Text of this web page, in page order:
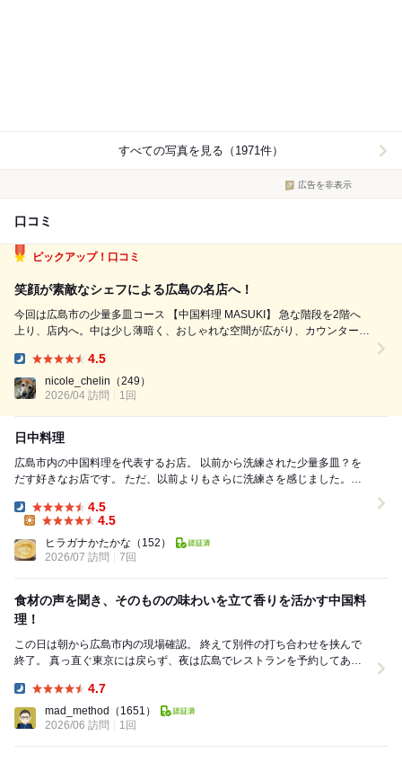
すべての写真を見る（1971件）
広告を非表示
口コミ
ピックアップ！口コミ
笑顔が素敵なシェフによる広島の名店へ！
今回は広島市の少量多皿コース 【中国料理 MASUKI】 急な階段を2階へ
上り、店内へ。中は少し薄暗く、おしゃれな空間が広がり、カウンターに
我々ともうひと組はカウンターでした。落ち着くし、良いです。 カウン
タ...
4.5
nicole_chelin （249）
2026/04 訪問
1回
日中料理
広島市内の中国料理を代表するお店。 以前から洗練された少量多皿？を
だす好きなお店です。 ただ、以前よりもさらに洗練さを感じました。私
Dinner:
4.5
4.5
ヒラガナかたかな （152）
2026/07 訪問
7回
食材の声を聞き、そのものの味わいを立て香りを活かす中国料
理！
この日は朝から広島市内の現場確認。 終えて別件の打ち合わせを挟んで
終了。 真っ直ぐ東京には戻らず、夜は広島でレストランを予約してあり
4.7
mad_method
（1651）
2026/06 訪問
1回